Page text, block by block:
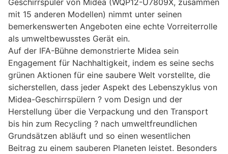
Geschirrspüler von Midea (WQP12-U7809X, zusammen
mit 15 anderen Modellen) nimmt unter seinen
bemerkenswerten Angeboten eine echte Vorreiterrolle
als umweltbewusstes Gerät ein.
Auf der IFA-Bühne demonstrierte Midea sein
Engagement für Nachhaltigkeit, indem es seine sechs
grünen Aktionen für eine saubere Welt vorstellte, die
sicherstellen, dass jeder Aspekt des Lebenszyklus von
Midea-Geschirrspülern ? vom Design und der
Herstellung über die Verpackung und den Transport
bis hin zum Recycling ? nach umweltfreundlichen
Grundsätzen abläuft und so einen wesentlichen
Beitrag zu einem sauberen Planeten leistet. Besonders